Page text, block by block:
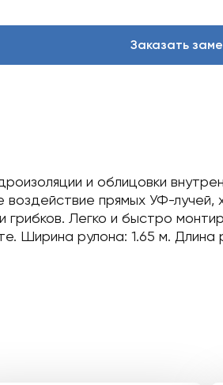
Заказать
и облицовки
прямых УФ-лучей,
Легко и быстро
Ширина рулона: 1.65 м.